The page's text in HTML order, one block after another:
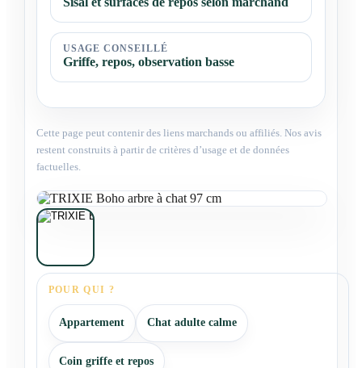
POUR QUI ?
Appartement Chat adulte calme
Coin griffe et repos
USAGE CONSEILLÉ
Griffe, repos, observation basse
Cette page peut contenir des liens marchands ou affiliés. Nos avis
restent construits à partir de critères d’usage et de données
factuelles.